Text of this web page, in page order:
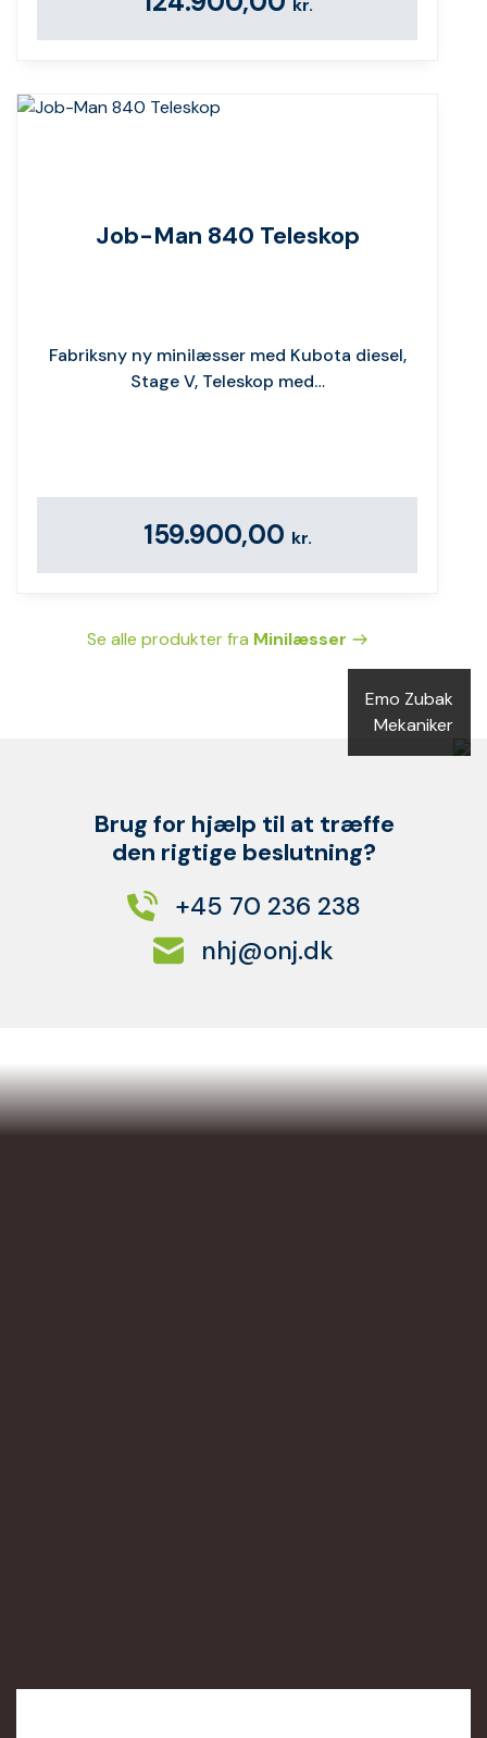
kr.
Job-Man 840 Teleskop
Fabriksny ny minilæsser med Kubota diesel,
Stage V, Teleskop med…
159.900,00 kr.
Se alle produkter fra Minilæsser
Emo Zubak
Mekaniker
Brug for hjælp til at træffe
den rigtige beslutning?
+45 70 236 238
nhj@onj.dk